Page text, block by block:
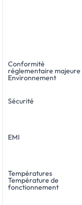
Conformité
réglementaire majeure
Environnement
Sécurité
EMI
Températures
Température de
fonctionnement